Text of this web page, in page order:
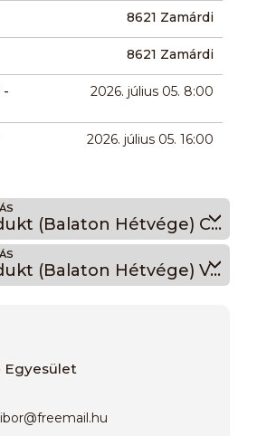
8621 Zamárdi
8621 Zamárdi
-
2026. július 05. 8:00
2026. július 05. 16:00
Zamárdi - Viadukt (Balaton Hétvége) Csikászó 14
Zamárdi - Viadukt (Balaton Hétvége) Vaskereszt 7
Egyesület
@freemail.hu